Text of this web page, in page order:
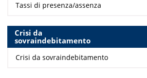
Tassi di presenza/assenza
Crisi da
sovraindebitamento
Crisi da sovraindebitamento